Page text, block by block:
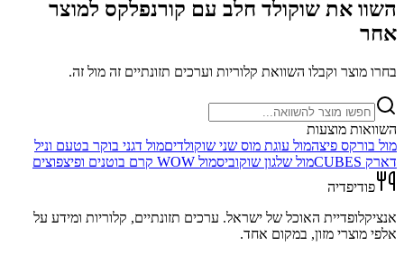
השוו את שוקולד חלב עם קורנפלקס למוצר
אחר
בחרו מוצר וקבלו השוואת קלוריות וערכים תזונתיים זה מול זה.
השוואות מוצעות
מול בורקס פיצהמול עוגת מוס שני שוקולדיםמול דגני בוקר בטעם וניל
דארק CUBES
מול שלגון שוקוביסמול WOW קרם בוטנים ופיצפוצים
פודיפדיה
אנציקלופדיית האוכל של ישראל. ערכים תזונתיים, קלוריות ומידע על
אלפי מוצרי מזון, במקום אחד.